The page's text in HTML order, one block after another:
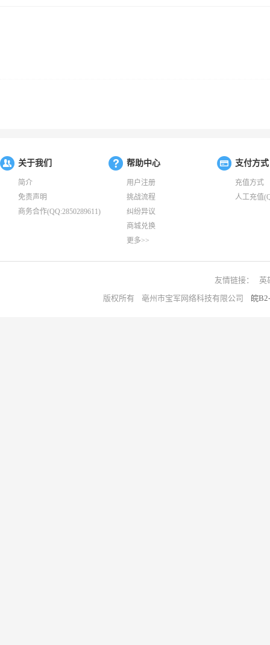
关于我们
简介
免责声明
商务合作(QQ:2850289611)
帮助中心
用户注册
挑战流程
纠纷异议
商城兑换
更多>>
支付方式
充值方式
人工充值
友情链接：
英
版权所有 亳州市宝军网络科技有限公司 皖